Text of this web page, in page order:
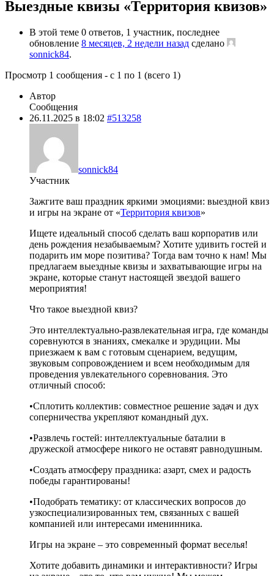
Выездные квизы «Территория квизов»
В этой теме 0 ответов, 1 участник, последнее
обновление 8 месяцев, 2 недели назад сделано
sonnick84.
Просмотр 1 сообщения - с 1 по 1 (всего 1)
Автор
Сообщения
26.11.2025 в 18:02 #513258
sonnick84
Участник
Зажгите ваш праздник яркими эмоциями: выездной квиз
и игры на экране от «Территория квизов»
Ищете идеальный способ сделать ваш корпоратив или
день рождения незабываемым? Хотите удивить гостей и
подарить им море позитива? Тогда вам точно к нам! Мы
предлагаем выездные квизы и захватывающие игры на
экране, которые станут настоящей звездой вашего
мероприятия!
Что такое выездной квиз?
Это интеллектуально-развлекательная игра, где команды
соревнуются в знаниях, смекалке и эрудиции. Мы
приезжаем к вам с готовым сценарием, ведущим,
звуковым сопровождением и всем необходимым для
проведения увлекательного соревнования. Это
отличный способ:
•Сплотить коллектив: совместное решение задач и дух
соперничества укрепляют командный дух.
•Развлечь гостей: интеллектуальные баталии в
дружеской атмосфере никого не оставят равнодушным.
•Создать атмосферу праздника: азарт, смех и радость
победы гарантированы!
•Подобрать тематику: от классических вопросов до
узкоспециализированных тем, связанных с вашей
компанией или интересами именинника.
Игры на экране – это современный формат веселья!
Хотите добавить динамики и интерактивности? Игры